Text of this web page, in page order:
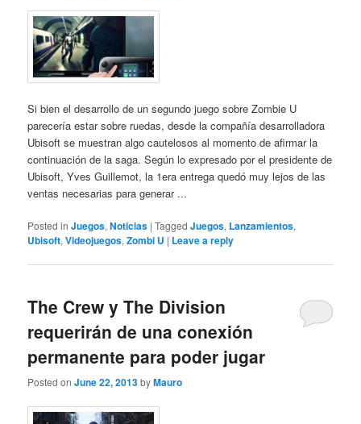
Si bien el desarrollo de un segundo juego sobre Zombie U
parecería estar sobre ruedas, desde la compañía desarrolladora
Ubisoft se muestran algo cautelosos al momento de afirmar la
continuación de la saga. Según lo expresado por el presidente de
Ubisoft, Yves Guillemot, la 1era entrega quedó muy lejos de las
ventas necesarias para generar ...
Posted in Juegos,Noticias |Tagged Juegos, Lanzamientos,
Ubisoft,Videojuegos,Zombi U | Leave a reply
The Crew y The Division
requerirán de una conexión
permanente para poder jugar
Posted onJune 22, 2013byMauro